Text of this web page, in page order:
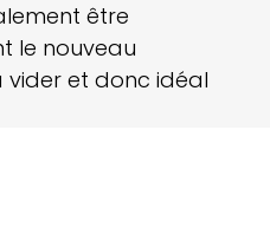
être
le nouveau
vider et donc idéal